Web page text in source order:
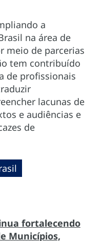
a
na área de
meio de parcerias
tem contribuído
de profissionais
lacunas de
e audiências e
de
fortalecendo
Municípios,